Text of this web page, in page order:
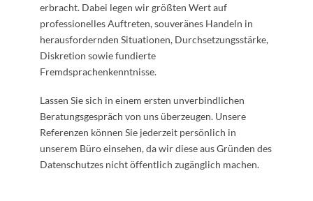
erbracht. Dabei legen wir größten Wert auf
professionelles Auftreten, souveränes Handeln in
herausfordernden Situationen, Durchsetzungsstärke,
Diskretion sowie fundierte
Fremdsprachenkenntnisse.
Lassen Sie sich in einem ersten unverbindlichen
Beratungsgespräch von uns überzeugen. Unsere
Referenzen können Sie jederzeit persönlich in
unserem Büro einsehen, da wir diese aus Gründen des
Datenschutzes nicht öffentlich zugänglich machen.